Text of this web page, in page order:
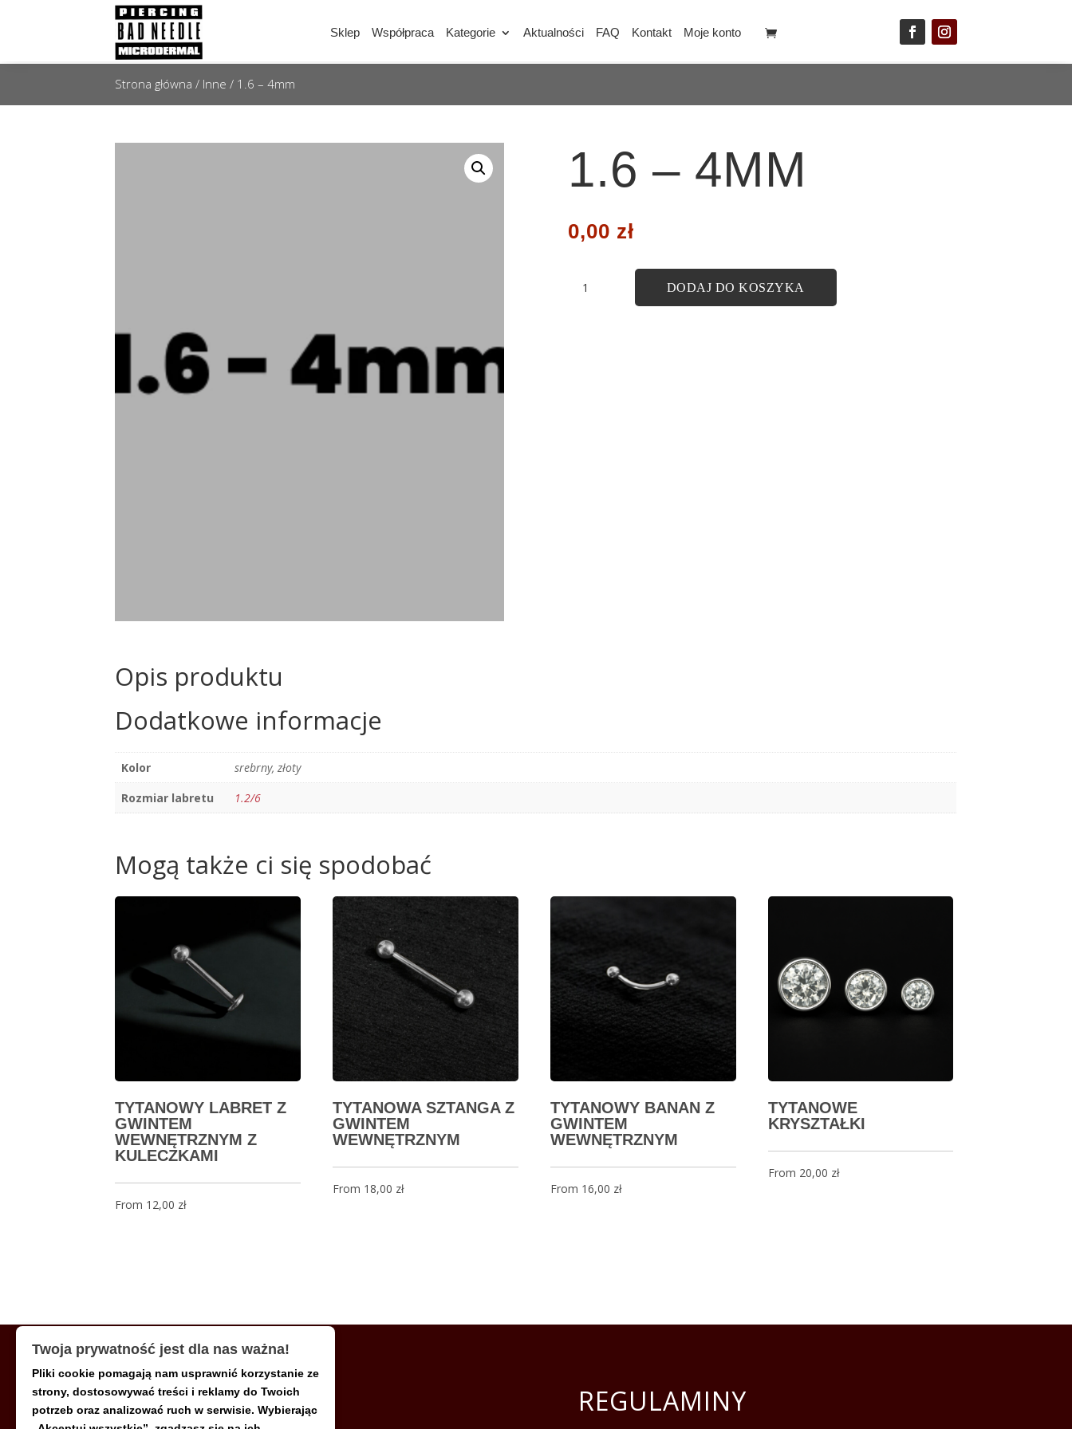
Sklep Współpraca Kategorie Aktualności FAQ Kontakt Moje konto
Strona główna / Inne / 1.6 – 4mm
1.6 – 4MM
0,00 zł
DODAJ DO KOSZYKA
Opis produktu
Dodatkowe informacje
Kolor
srebrny, złoty
Rozmiar labretu
1.2/6
Mogą także ci się spodobać
TYTANOWY LABRET Z
GWINTEM
WEWNĘTRZNYM Z
KULECZKAMI
From 12,00 zł
TYTANOWA SZTANGA Z
GWINTEM
WEWNĘTRZNYM
From 18,00 zł
TYTANOWY BANAN Z
GWINTEM
WEWNĘTRZNYM
From 16,00 zł
TYTANOWE
KRYSZTAŁKI
From 20,00 zł
MENU REGULAMINY
Twoja prywatność jest dla nas ważna!
Pliki cookie pomagają nam usprawnić korzystanie ze
strony, dostosowywać treści i reklamy do Twoich
potrzeb oraz analizować ruch w serwisie. Wybierając